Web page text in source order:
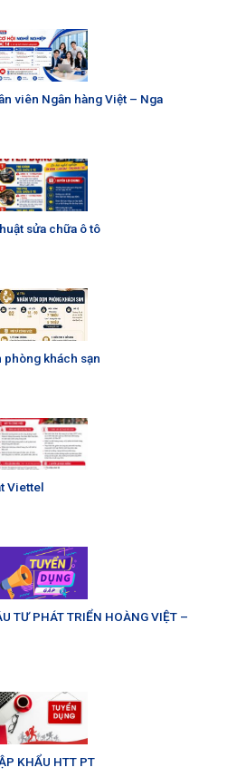
viên Ngân hàng Việt – Nga
sửa chữa ô tô
phòng khách sạn
Viettel
TƯ PHÁT TRIỂN HOÀNG VIỆT –
KHẨU HTT PT